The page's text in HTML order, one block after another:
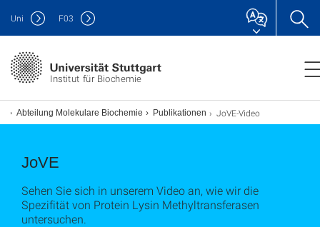
Institut für Biochemie
Uni F03
Abteilung Molekulare Biochemie Publikationen JoVE-Video
JoVE
Sehen Sie sich in unserem Video an, wie wir die
Spezifität von Protein Lysin Methyltransferasen
untersuchen.